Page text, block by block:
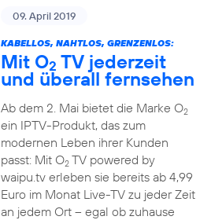
09. April 2019
KABELLOS, NAHTLOS, GRENZENLOS:
Mit O2 TV jederzeit
und überall fernsehen
Ab dem 2. Mai bietet die Marke O2
ein IPTV-Produkt, das zum
modernen Leben ihrer Kunden
passt: Mit O2TV powered by
waipu.tv erleben sie bereits ab 4,99
Euro im Monat Live-TV zu jeder Zeit
an jedem Ort – egal ob zuhause